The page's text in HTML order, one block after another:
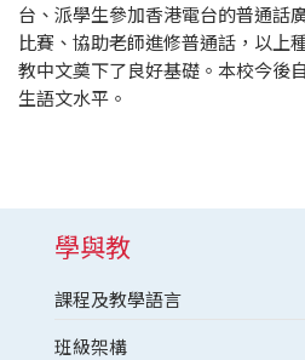
台、派學生參加香港電台的普通話
比賽、協助老師進修普通話，以上
教中文奠下了良好基礎。本校今後
生語文水平。
學與教
課程及教學語言
班級架構